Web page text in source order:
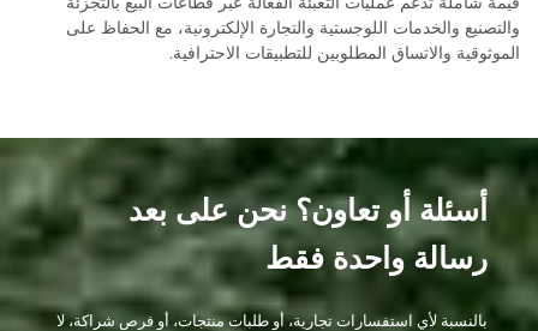
والتصنيع والخدمات اللوجستية والتجارة الإلكترونية، مع الحفاظ على
الموثوقية والاتساق المطلوبين للتطبيقات الاحترافية.
أسئلة أو تعاون؟ نحن على بعد
رسالة واحدة فقط
بالنسبة لأي استفسارات تجارية، أو طلبات منتجات، أو فرص شراكة، لا